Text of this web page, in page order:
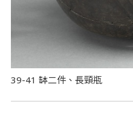
39-41 缽二件、長頸瓶